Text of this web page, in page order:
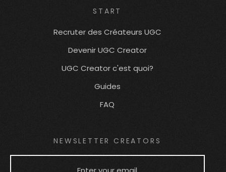
START
Recruter des Créateurs UGC
Devenir UGC Creator
UGC Creator c'est quoi?
Guides
FAQ
NEWSLETTER CREATORS